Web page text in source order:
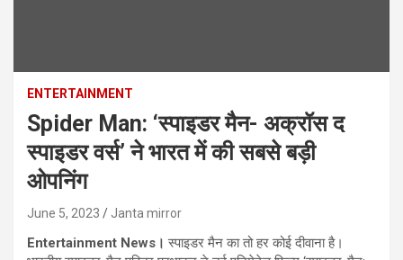
ENTERTAINMENT
Spider Man: ‘स्पाइडर मैन- अक्रॉस द
स्पाइडर वर्स’ ने भारत में की सबसे बड़ी
ओपनिंग
June 5, 2023 Janta mirror
Entertainment News। स्पाइडर मैन का तो हर कोई दीवाना है।